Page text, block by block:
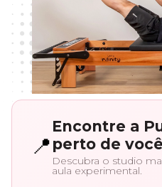
📍
Encontre a
perto de você
Descubra o studio
aula experimental.